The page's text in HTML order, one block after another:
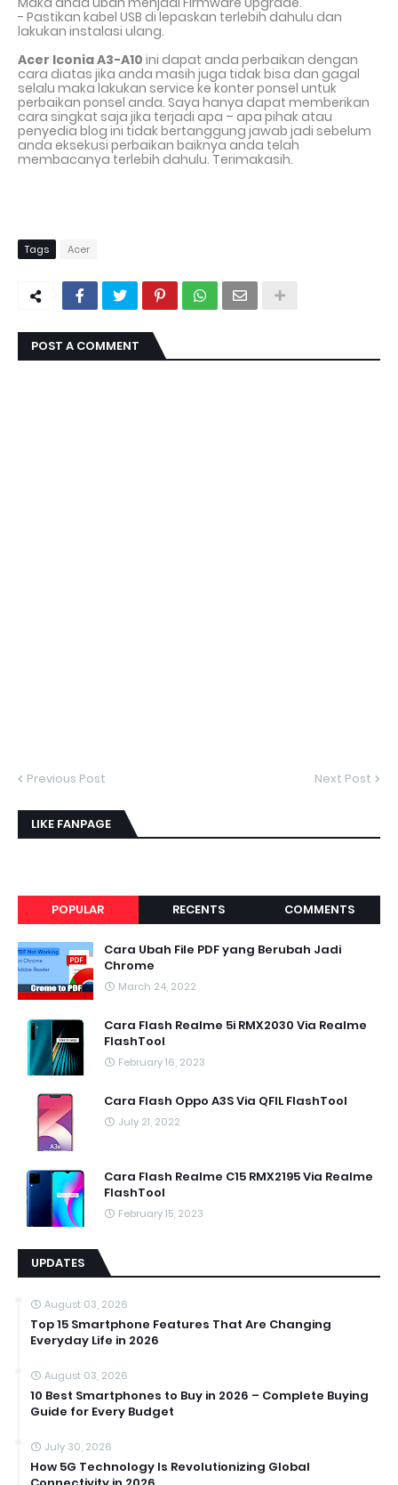
- Pastikan kabel USB di lepaskan terlebih dahulu dan
lakukan instalasi ulang.
Acer Iconia A3-A10 ini dapat anda perbaikan dengan
cara diatas jika anda masih juga tidak bisa dan gagal
selalu maka lakukan service ke konter ponsel untuk
perbaikan ponsel anda. Saya hanya dapat memberikan
cara singkat saja jika terjadi apa – apa pihak atau
penyedia blog ini tidak bertanggung jawab jadi sebelum
anda eksekusi perbaikan baiknya anda telah
membacanya terlebih dahulu. Terimakasih.
Tags Acer
POST A COMMENT
Previous Post Next Post
LIKE FANPAGE
POPULAR RECENTS COMMENTS
Cara Ubah File PDF yang Berubah Jadi
Chrome
March 24, 2022
Cara Flash Realme 5i RMX2030 Via Realme
FlashTool
February 16, 2023
Cara Flash Oppo A3S Via QFIL FlashTool
July 21, 2022
Cara Flash Realme C15 RMX2195 Via Realme
FlashTool
February 15, 2023
UPDATES
August 03, 2026
Top 15 Smartphone Features That Are Changing
Everyday Life in 2026
August 03, 2026
10 Best Smartphones to Buy in 2026 – Complete Buying
Guide for Every Budget
July 30, 2026
How 5G Technology Is Revolutionizing Global